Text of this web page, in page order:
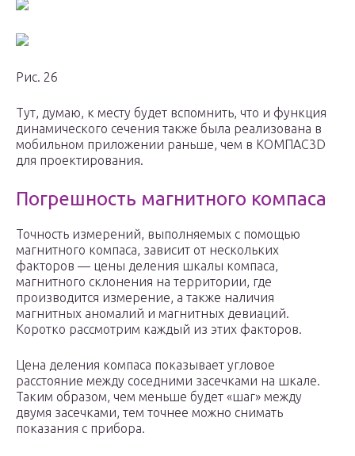
Рис. 26
Тут, думаю, к месту будет вспомнить, что и функция
динамического сечения также была реализована в
мобильном приложении раньше, чем в КОМПАС­3D
для проектирования.
Погрешность магнитного компаса
Точность измерений, выполняемых с помощью
магнитного компаса, зависит от нескольких
факторов — цены деления шкалы компаса,
магнитного склонения на территории, где
производится измерение, а также наличия
магнитных аномалий и магнитных девиаций.
Коротко рассмотрим каждый из этих факторов.
Цена деления компаса показывает угловое
расстояние между соседними засечками на шкале.
Таким образом, чем меньше будет «шаг» между
двумя засечками, тем точнее можно снимать
показания с прибора.